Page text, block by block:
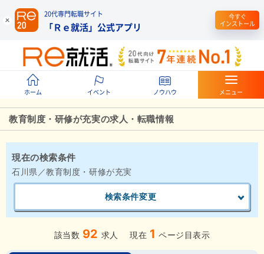
20代専門転職サイト
「Ｒｅ就活」公式アプリ
今すぐ
インストール
ホーム イベント ノウハウ メニュー
教育制度・研修が充実の求人・転職情報
現在の検索条件
石川県／教育制度・研修が充実
検索条件変更
該当数 92 求人 現在 1 ページ目表示